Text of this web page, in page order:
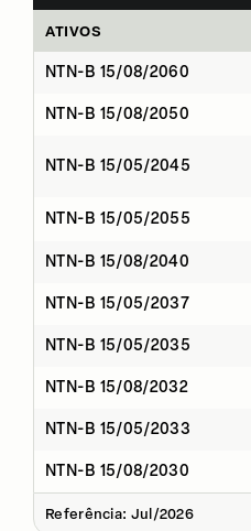
ATIVOS
NTN-B 15/08/2060
NTN-B 15/08/2050
NTN-B 15/05/2045
NTN-B 15/05/2055
NTN-B 15/08/2040
NTN-B 15/05/2037
NTN-B 15/05/2035
NTN-B 15/08/2032
NTN-B 15/05/2033
NTN-B 15/08/2030
Referência: Jul/2026